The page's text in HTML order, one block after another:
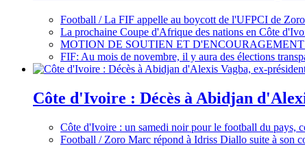
Football / La FIF appelle au boycott de l'UFPCI de
La prochaine Coupe d'Afrique des nations en Côte
MOTION DE SOUTIEN ET
FIF: Au mois de novembre, il y aura des élections
Côte d'Ivoire : Décès à Abidjan
Côte d'Ivoire : un samedi noir pour le football du pays,
Football / Zoro Marc répond à Idriss Diallo suite à son